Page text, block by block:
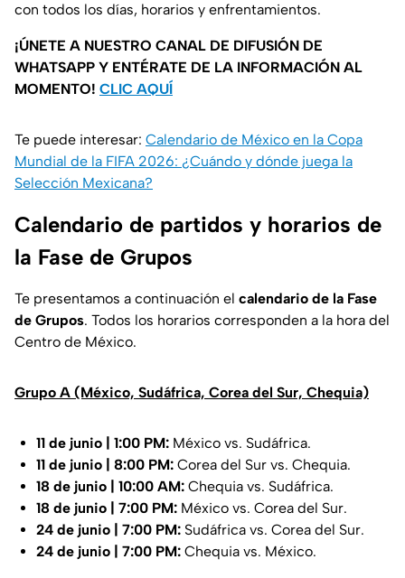
con todos los días, horarios y enfrentamientos.
¡ÚNETE A NUESTRO CANAL DE DIFUSIÓN DE
WHATSAPP Y ENTÉRATE DE LA INFORMACIÓN AL
MOMENTO! CLIC AQUÍ
Te puede interesar: Calendario de México en la Copa
Mundial de la FIFA 2026: ¿Cuándo y dónde juega la
Selección Mexicana?
Calendario de partidos y horarios de
la Fase de Grupos
Te presentamos a continuación el calendario de la Fase
de Grupos. Todos los horarios corresponden a la hora del
Centro de México.
Grupo A (México, Sudáfrica, Corea del Sur, Chequia)
11 de junio | 1:00 PM: México vs. Sudáfrica.
11 de junio | 8:00 PM: Corea del Sur vs. Chequia.
18 de junio | 10:00 AM: Chequia vs. Sudáfrica.
18 de junio | 7:00 PM: México vs. Corea del Sur.
24 de junio | 7:00 PM: Sudáfrica vs. Corea del Sur.
24 de junio | 7:00 PM: Chequia vs. México.